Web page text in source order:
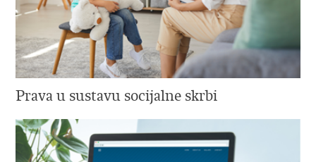
Prava u sustavu socijalne skrbi